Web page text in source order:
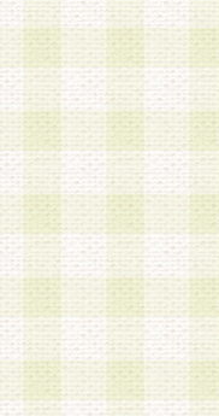
実施もしくは運
d.その他これ
4.会員は、住
合は、速やか
5.当社は、必
手段により登
の内容が正確
うことができ
6.会員は、会
して、当社指
該期間内に更
発行したポイ